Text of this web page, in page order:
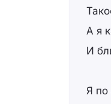
А я
И
Я по